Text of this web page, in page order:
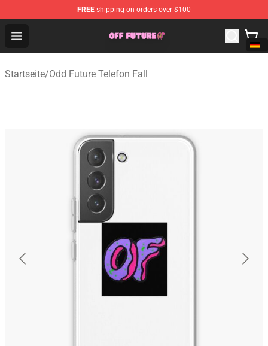
FREE shipping on orders over $100
Open menu
Odd Future Store - Official Odd Future Merchandise Shop
Startseite/Odd Future Telefon Fall